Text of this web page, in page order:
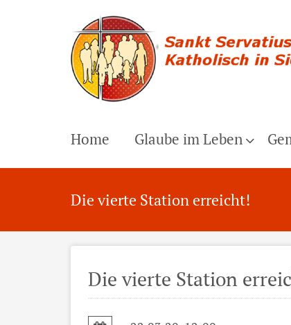
Home Glaube im Leben
Die vierte Station erreicht!
Die vierte Station